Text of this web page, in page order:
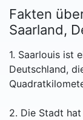
Fakten
Saarland,
1. Saarlouis ist
Deutschland,
2. Die Stadt